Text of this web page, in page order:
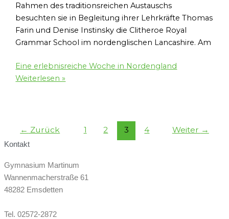
Rahmen des traditionsreichen Austauschs
besuchten sie in Begleitung ihrer Lehrkräfte Thomas
Farin und Denise Instinsky die Clitheroe Royal
Grammar School im nordenglischen Lancashire. Am
Eine erlebnisreiche Woche in Nordengland
Weiterlesen »
← Zurück 1 2 3 4 Weiter →
Kontakt
Gymnasium Martinum
Wannenmacherstraße 61
48282 Emsdetten
Tel. 02572-2872